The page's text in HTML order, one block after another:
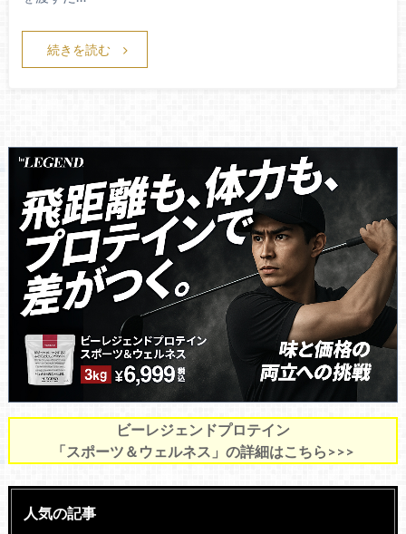
続きを読む
ビーレジェンドプロテイン
「スポーツ＆ウェルネス」の詳細はこちら>>>
人気の記事